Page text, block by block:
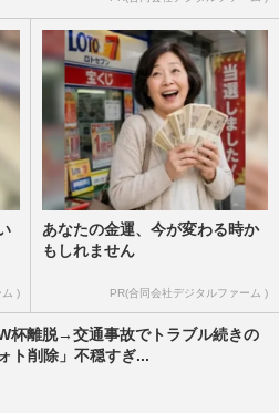
ム )
あなたの金運、今が変わる時か
もしれません
PR(合同会社デジタルファーム )
杯離脱→交通事故でトラブル続きの
ト削除」不穏すぎ...